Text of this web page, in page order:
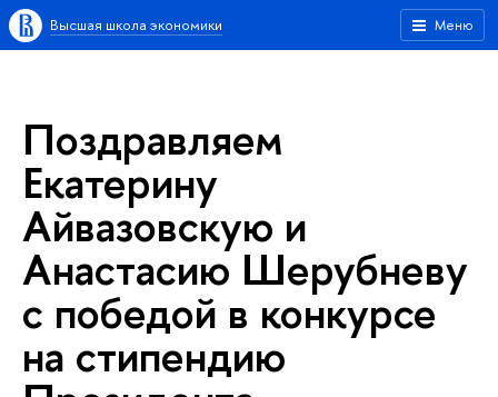
Меню
Высшая школа экономики
Поздравляем
Екатерину
Айвазовскую и
Анастасию Шерубневу
с победой в конкурсе
на стипендию